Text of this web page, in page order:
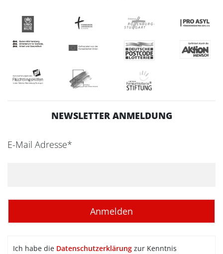
NEWSLETTER ANMELDUNG
E-Mail Adresse*
Ich habe die Datenschutzerklärung zur Kenntnis